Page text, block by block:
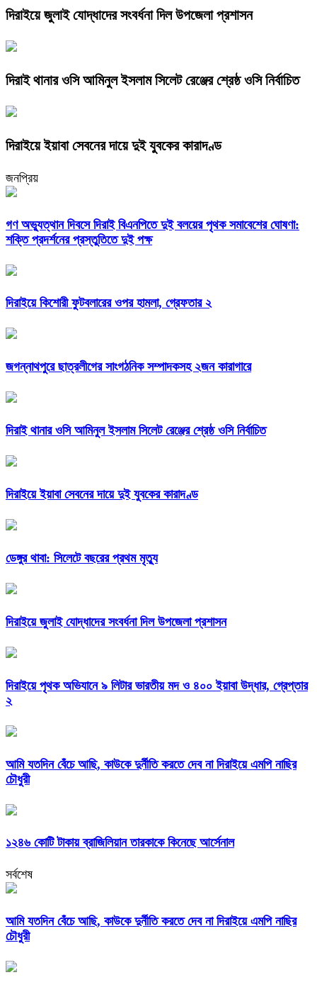
দিরাইয়ে জুলাই যোদ্ধাদের সংবর্ধনা দিল উপজেলা প্রশাসন
দিরাই থানার ওসি আমিনুল ইসলাম সিলেট রেঞ্জের শ্রেষ্ঠ ওসি নির্বাচিত
দিরাইয়ে ইয়াবা সেবনের দায়ে দুই যুবকের কারাদণ্ড
জনপ্রিয়
গণ অভ্যুত্থান দিবসে দিরাই বিএনপিতে দুই বলয়ের পৃথক সমাবেশের ঘোষণা:
শক্তি প্রদর্শনের প্রস্তুতিতে দুই পক্ষ
দিরাইয়ে কিশোরী ফুটবলারের ওপর হামলা, গ্রেফতার ২
জগন্নাথপুরে ছাত্রলীগের সাংগঠনিক সম্পাদকসহ ২জন কারাগারে
দিরাই থানার ওসি আমিনুল ইসলাম সিলেট রেঞ্জের শ্রেষ্ঠ ওসি নির্বাচিত
দিরাইয়ে ইয়াবা সেবনের দায়ে দুই যুবকের কারাদণ্ড
ডেঙ্গুর থাবা: সিলেটে বছরের প্রথম মৃত্যু
দিরাইয়ে জুলাই যোদ্ধাদের সংবর্ধনা দিল উপজেলা প্রশাসন
দিরাইয়ে পৃথক অভিযানে ৯ লিটার ভারতীয় মদ ও ৪০০ ইয়াবা উদ্ধার, গ্রেপ্তার
২
আমি যতদিন বেঁচে আছি, কাউকে দুর্নীতি করতে দেব না দিরাইয়ে এমপি নাছির
চৌধুরী
১২৪৬ কোটি টাকায় ব্রাজিলিয়ান তারকাকে কিনেছে আর্সেনাল
সর্বশেষ
আমি যতদিন বেঁচে আছি, কাউকে দুর্নীতি করতে দেব না দিরাইয়ে এমপি নাছির
চৌধুরী